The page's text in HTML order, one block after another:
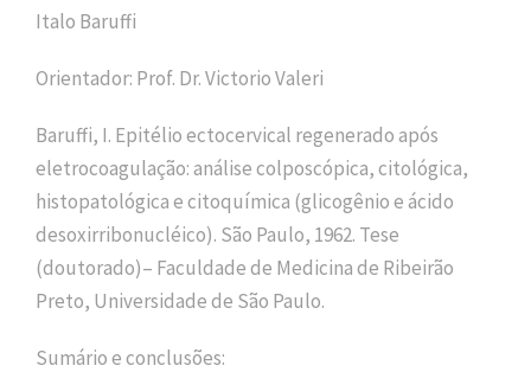
Italo Baruffi
Orientador: Prof. Dr. Victorio Valeri
Baruffi, I. Epitélio ectocervical regenerado após
eletrocoagulação: análise colposcópica, citológica,
histopatológica e citoquímica (glicogênio e ácido
desoxirribonucléico). São Paulo, 1962. Tese
(doutorado)– Faculdade de Medicina de Ribeirão
Preto, Universidade de São Paulo.
Sumário e conclusões: